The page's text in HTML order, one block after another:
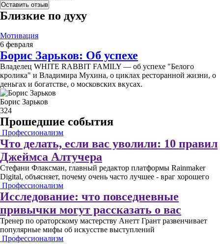
Оставить отзыв
Близкие по духу
Мотивация
6 февраля
Борис Зарьков: Об успехе
Владелец WHITE RABBIT FAMILY — об успехе "Белого
кролика" и Владимира Мухина, о циклах ресторанной жизни, о
деньгах и богатстве, о московских вкусах.
Борис Зарьков
324
Прошедшие события
Профессионализм
Что делать, если вас уволили: 10 правил
Джеймса Алтучера
Стефани Флаксман, главный редактор платформы Rainmaker
Digital, объясняет, почему очень часто лучшее - враг хорошего
Профессионализм
Исследование: что повседневные
привычки могут рассказать о вас
Тренер по ораторскому мастерству Анетт Грант развенчивает
популярные мифы об искусстве выступлений
Профессионализм